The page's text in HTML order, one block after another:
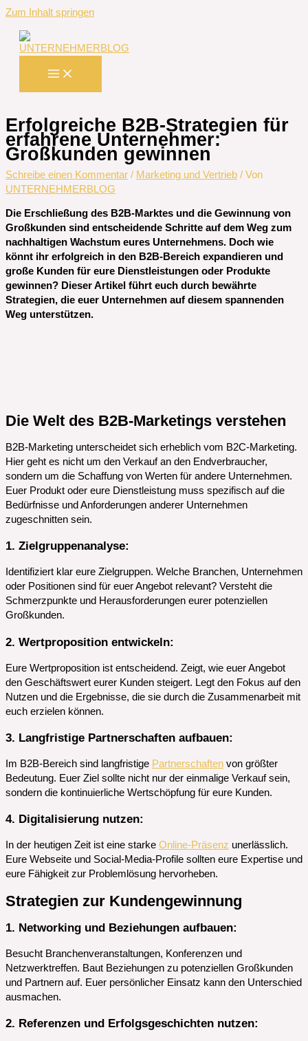
Zum Inhalt springen
Erfolgreiche B2B-Strategien für
erfahrene Unternehmer:
Großkunden gewinnen
Schreibe einen Kommentar / Marketing und Vertrieb / Von
UNTERNEHMERBLOG
Die Erschließung des B2B-Marktes und die Gewinnung von
Großkunden sind entscheidende Schritte auf dem Weg zum
nachhaltigen Wachstum eures Unternehmens. Doch wie
könnt ihr erfolgreich in den B2B-Bereich expandieren und
große Kunden für eure Dienstleistungen oder Produkte
gewinnen? Dieser Artikel führt euch durch bewährte
Strategien, die euer Unternehmen auf diesem spannenden
Weg unterstützen.
Die Welt des B2B-Marketings verstehen
B2B-Marketing unterscheidet sich erheblich vom B2C-Marketing.
Hier geht es nicht um den Verkauf an den Endverbraucher,
sondern um die Schaffung von Werten für andere Unternehmen.
Euer Produkt oder eure Dienstleistung muss spezifisch auf die
Bedürfnisse und Anforderungen anderer Unternehmen
zugeschnitten sein.
1. Zielgruppenanalyse:
Identifiziert klar eure Zielgruppen. Welche Branchen, Unternehmen
oder Positionen sind für euer Angebot relevant? Versteht die
Schmerzpunkte und Herausforderungen eurer potenziellen
Großkunden.
2. Wertproposition entwickeln:
Eure Wertproposition ist entscheidend. Zeigt, wie euer Angebot
den Geschäftswert eurer Kunden steigert. Legt den Fokus auf den
Nutzen und die Ergebnisse, die sie durch die Zusammenarbeit mit
euch erzielen können.
3. Langfristige Partnerschaften aufbauen:
Im B2B-Bereich sind langfristige Partnerschaften von größter
Bedeutung. Euer Ziel sollte nicht nur der einmalige Verkauf sein,
sondern die kontinuierliche Wertschöpfung für eure Kunden.
4. Digitalisierung nutzen:
In der heutigen Zeit ist eine starke Online-Präsenz unerlässlich.
Eure Webseite und Social-Media-Profile sollten eure Expertise und
eure Fähigkeit zur Problemlösung hervorheben.
Strategien zur Kundengewinnung
1. Networking und Beziehungen aufbauen:
Besucht Branchenveranstaltungen, Konferenzen und
Netzwerktreffen. Baut Beziehungen zu potenziellen Großkunden
und Partnern auf. Euer persönlicher Einsatz kann den Unterschied
ausmachen.
2. Referenzen und Erfolgsgeschichten nutzen: